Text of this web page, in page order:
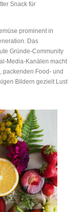
Snack für
prominent in
Das
Gründe-Community
Media-Kanälen macht
packenden Food- und
Bildern gezielt Lust